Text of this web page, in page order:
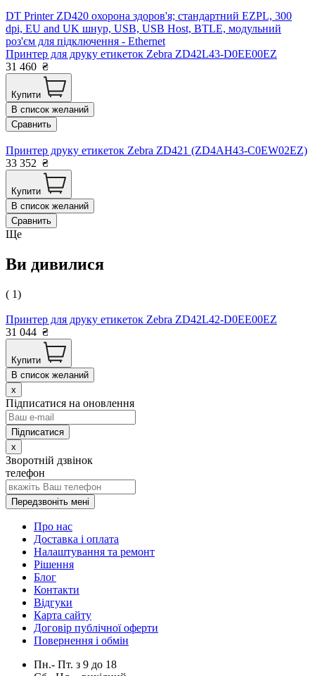
DT Printer ZD420 охорона здоров'я; стандартний EZPL, 300
dpi, EU and UK шнур, USB, USB Host, BTLE, модульний
роз'єм для підключення - Ethernet
Принтер для друку етикеток Zebra ZD42L43-D0EE00EZ
31 460 ₴
Купити
В список желаний
Сравнить
Принтер друку етикеток Zebra ZD421 (ZD4AH43-C0EW02EZ)
33 352 ₴
Купити
В список желаний
Сравнить
Ще
Ви дивилися
( 1)
Принтер для друку етикеток Zebra ZD42L42-D0EE00EZ
31 044 ₴
Купити
В список желаний
x
Підписатися на оновлення
x
Зворотній дзвінок
телефон
Передзвоніть мені
Про нас
Доставка і оплата
Налаштування та ремонт
Рішення
Блог
Контакти
Відгуки
Карта сайту
Договір публічної оферти
Повернення і обмін
Пн.- Пт. з 9 до 18